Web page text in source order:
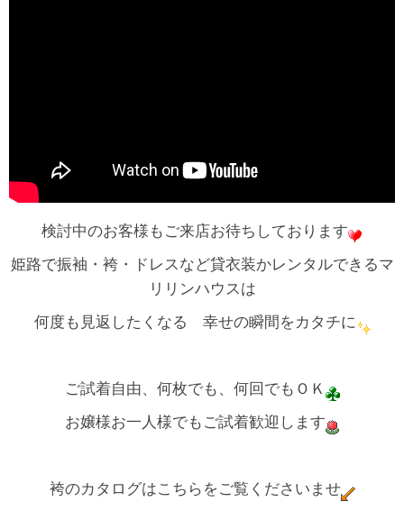
検討中のお客様もご来店お待ちしております
姫路で振袖・袴・ドレスなど貸衣装かレンタルできるマ
リリンハウスは
何度も見返したくなる 幸せの瞬間をカタチに
ご試着自由、何枚でも、何回でもＯＫ
お嬢様お一人様でもご試着歓迎します
袴のカタログはこちらをご覧くださいませ